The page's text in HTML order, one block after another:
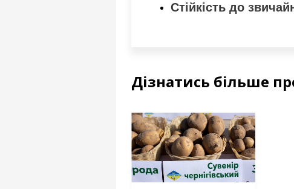
Стійкість до
Дізнатись більше